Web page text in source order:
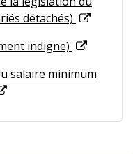
détachés)
indigne)
salaire minimum